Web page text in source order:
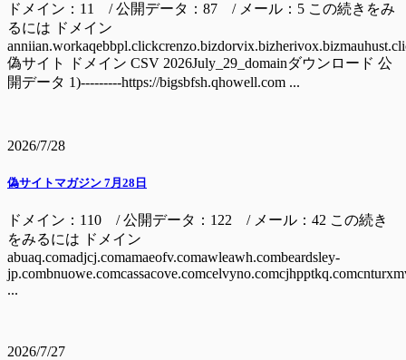
ドメイン：11 / 公開データ：87 / メール：5 この続きをみ
るには ドメイン
偽サイト ドメイン CSV 2026July_29_domainダウンロード 公
開データ 1)---------https://bigsbfsh.qhowell.com ...
2026/7/28
偽サイトマガジン 7月28日
ドメイン：110 / 公開データ：122 / メール：42 この続き
をみるには ドメイン
abuaq.comadjcj.comamaeofv.comawleawh.combeardsley-
...
2026/7/27